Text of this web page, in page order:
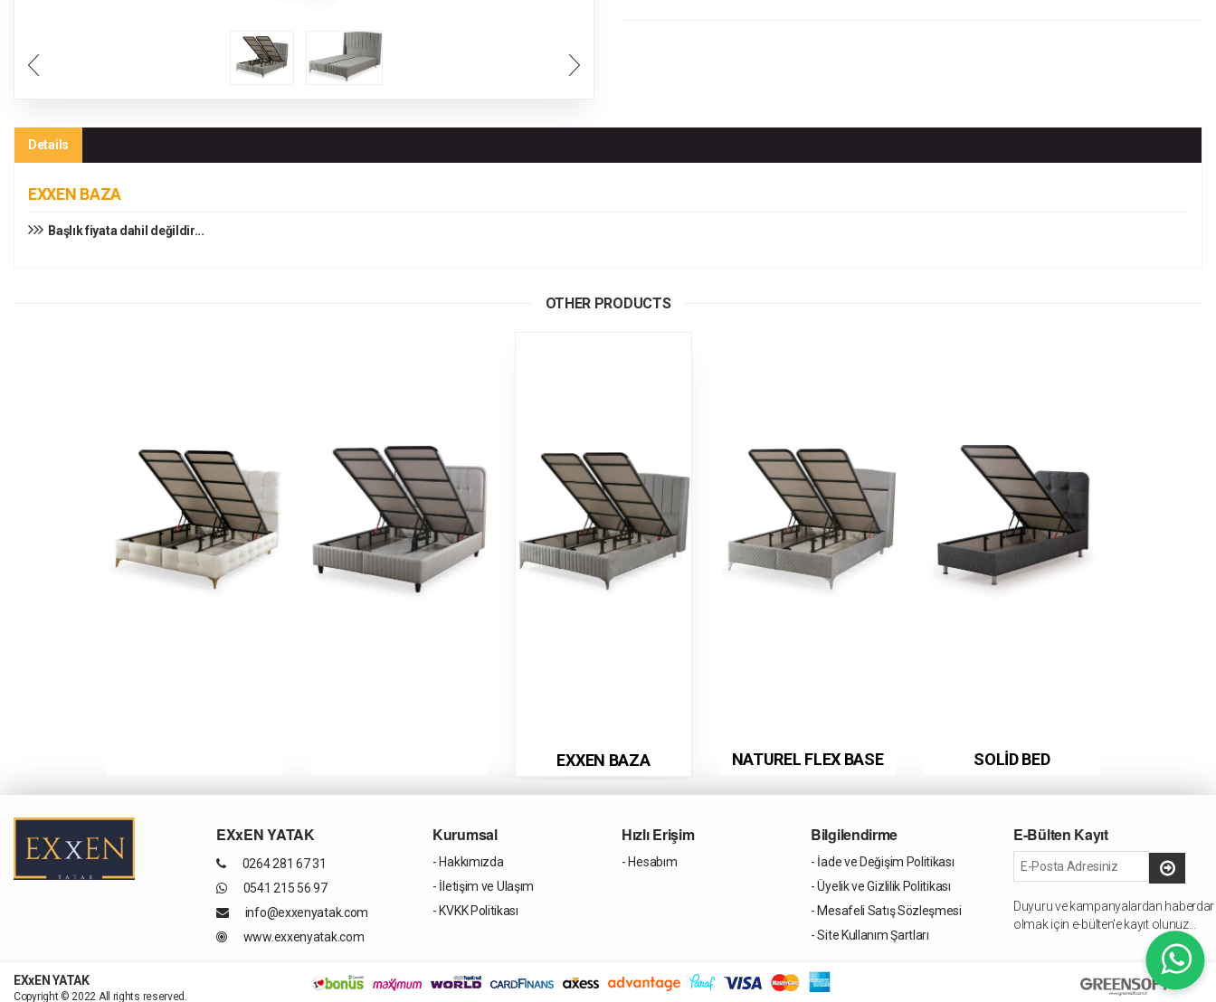
Details
EXXEN BAZA
Başlık fiyata dahil değildir...
OTHER PRODUCTS
EXXEN BAZA NATUREL FLEX BASE SOLİD BED
EXxEN YATAK
0264 281 67 31
0541 215 56 97
info@exxenyatak.com
www.exxenyatak.com
Kurumsal
- Hakkımızda
- İletişim ve Ulaşım
- KVKK Politikası
Hızlı Erişim
- Hesabım
Bilgilendirme
- İade ve Değişim Politikası
- Üyelik ve Gizlilik Politikası
- Mesafeli Satış Sözleşmesi
- Site Kullanım Şartları
E-Bülten Kayıt
Duyuru ve kampanyalardan haberdar
olmak için e-bülten'e kayıt olunuz...
EXxEN YATAK
Copyright © 2022 All rights reserved.